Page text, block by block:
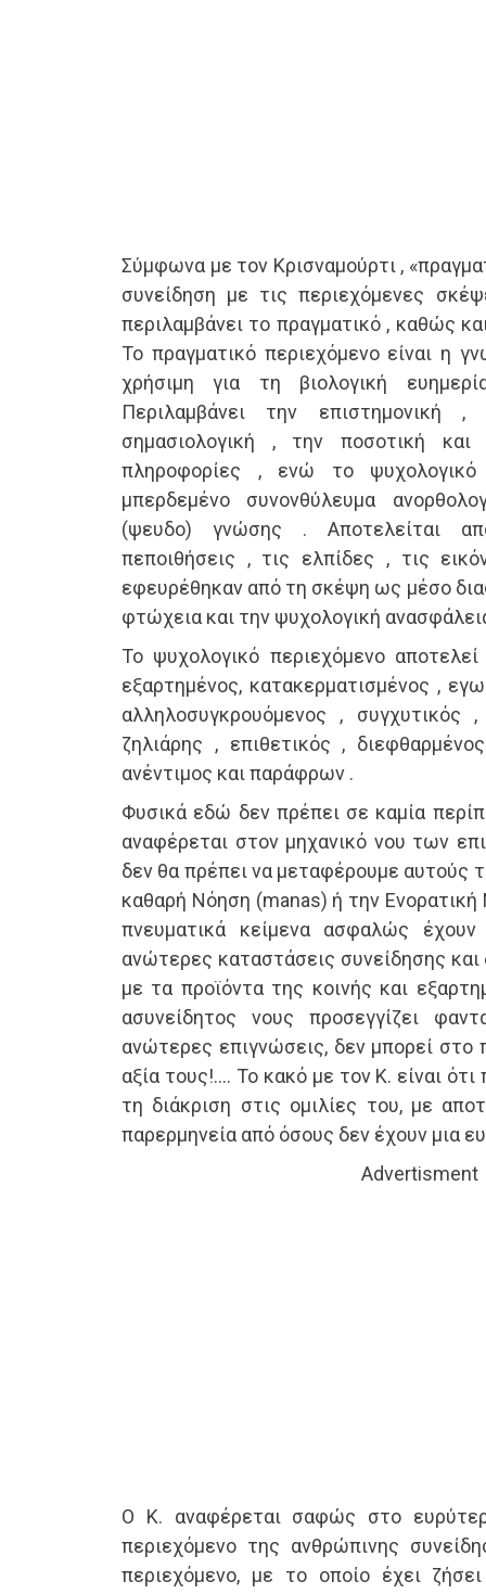
Σύμφωνα με τον Κρισναμούρτι ,
συνείδηση με τις περιεχόμενες
περιλαμβάνει το πραγματικό , καθώς
Το πραγματικό περιεχόμενο είναι η
χρήσιμη για τη βιολογική
Περιλαμβάνει την επιστημονική
σημασιολογική , την ποσοτική
πληροφορίες , ενώ το ψυχολογικό
μπερδεμένο συνονθύλευμα
(ψευδο) γνώσης . Αποτελείται
πεποιθήσεις , τις ελπίδες , τις
εφευρέθηκαν από τη σκέψη ως μέσο
φτώχεια και την ψυχολογική
Το ψυχολογικό περιεχόμενο
εξαρτημένος, κατακερματισμένος ,
αλληλοσυγκρουόμενος ,
ζηλιάρης , επιθετικός ,
ανέντιμος και παράφρων .
Φυσικά εδώ δεν πρέπει σε καμία
αναφέρεται στον μηχανικό νου των
δεν θα πρέπει να μεταφέρουμε αυτούς
καθαρή Νόηση (manas) ή την
πνευματικά κείμενα ασφαλώς
ανώτερες καταστάσεις συνείδησης και
με τα προϊόντα της κοινής και
ασυνείδητος νους προσεγγίζει
ανώτερες επιγνώσεις, δεν μπορεί στο
αξία τους!…. Το κακό με τον Κ. είναι
τη διάκριση στις ομιλίες του, με
παρερμηνεία από όσους δεν έχουν μια
Advertisment
Ο Κ. αναφέρεται σαφώς στο
περιεχόμενο της ανθρώπινης
περιεχόμενο, με το οποίο έχει